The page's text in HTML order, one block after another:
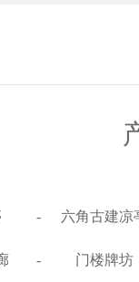
- 六角古建凉
- 门楼牌坊